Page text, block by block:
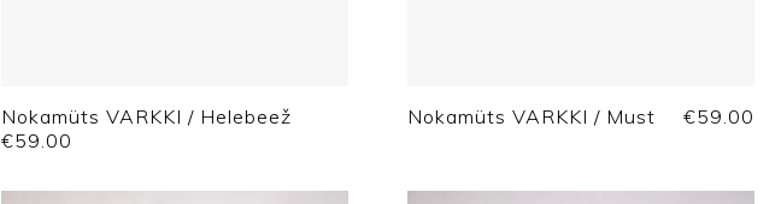
Nokamüts VARKKI / Helebeež
€59.00
Nokamüts VARKKI / Must €59.00